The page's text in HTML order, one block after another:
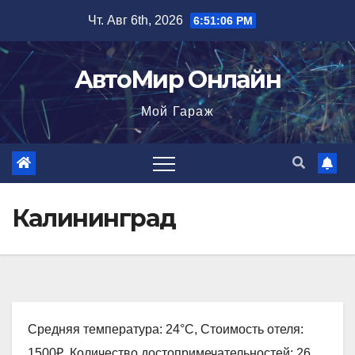
содержимому
Чт. Авг 6th, 2026 6:51:07 PM
АвтоМир Онлайн
Мой Гараж
Калининград
Средняя температура: 24°C, Стоимость отеля: